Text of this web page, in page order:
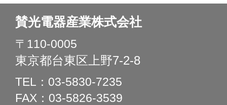
賛光電器産業株式会社
〒110-0005
東京都台東区上野7-2-8
TEL：03-5830-7235
FAX：03-5826-3539